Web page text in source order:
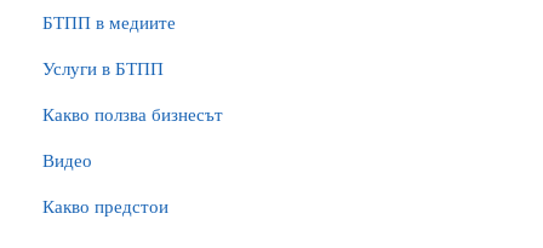
БTПП в медиите
Услуги в БТПП
Какво ползва бизнесът
Видео
Какво предстои